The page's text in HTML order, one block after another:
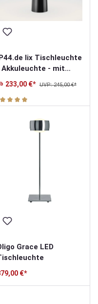
5 von 5 Sternen
IP44.de lix Tischleuchte
- mit
Charging Base
233,00 €* UVP: 245,00 €*
Bewertung
5 von 5 Sternen
Grace LED
€*